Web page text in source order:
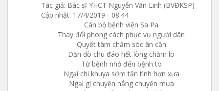
Tác giả: Bác sĩ YHCT Nguyễn Văn Linh (BVĐKSP)
Cập nhật: 17/4/2019 - 08:44
Cán bộ bệnh viện Sa Pa
Thay đổi phong cách phục vụ người dân
Quyết tâm chăm sóc ân cần
Dặn dò chu đáo hết lòng chăm lo
Từ bệnh nhỏ đến bệnh to
Ngại chi khuya sớm tận tình hơn xưa
Ngại gì chuyện nắng chuyện mưa